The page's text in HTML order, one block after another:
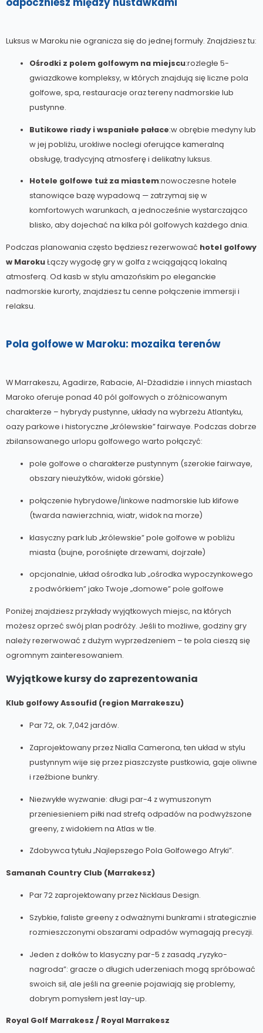
Luksus w Maroku nie ogranicza się do jednej formuły. Znajdziesz tu:
Ośrodki z polem golfowym na miejscu:rozległe 5-
gwiazdkowe kompleksy, w których znajdują się liczne pola
golfowe, spa, restauracje oraz tereny nadmorskie lub
pustynne.
Butikowe riady i wspaniałe pałace:w obrębie medyny lub
w jej pobliżu, urokliwe noclegi oferujące kameralną
obsługę, tradycyjną atmosferę i delikatny luksus.
Hotele golfowe tuż za miastem:nowoczesne hotele
stanowiące bazę wypadową — zatrzymaj się w
komfortowych warunkach, a jednocześnie wystarczająco
blisko, aby dojechać na kilka pól golfowych każdego dnia.
Podczas planowania często będziesz rezerwować hotel golfowy
w MarokuŁączy wygodę gry w golfa z wciągającą lokalną
atmosferą. Od kasb w stylu amazońskim po eleganckie
nadmorskie kurorty, znajdziesz tu cenne połączenie immersji i
relaksu.
Pola golfowe w Maroku: mozaika terenów
W Marrakeszu, Agadirze, Rabacie, Al-Dżadidzie i innych miastach
Maroko oferuje ponad 40 pól golfowych o zróżnicowanym
charakterze – hybrydy pustynne, układy na wybrzeżu Atlantyku,
oazy parkowe i historyczne „królewskie” fairwaye. Podczas dobrze
zbilansowanego urlopu golfowego warto połączyć:
pole golfowe o charakterze pustynnym (szerokie fairwaye,
obszary nieużytków, widoki górskie)
połączenie hybrydowe/linkowe nadmorskie lub klifowe
(twarda nawierzchnia, wiatr, widok na morze)
klasyczny park lub „królewskie” pole golfowe w pobliżu
miasta (bujne, porośnięte drzewami, dojrzałe)
opcjonalnie, układ ośrodka lub „ośrodka wypoczynkowego
z podwórkiem” jako Twoje „domowe” pole golfowe
Poniżej znajdziesz przykłady wyjątkowych miejsc, na których
możesz oprzeć swój plan podróży. Jeśli to możliwe, godziny gry
należy rezerwować z dużym wyprzedzeniem – te pola cieszą się
ogromnym zainteresowaniem.
Wyjątkowe kursy do zaprezentowania
Klub golfowy Assoufid (region Marrakeszu)
Par 72, ok. 7,042 jardów.
Zaprojektowany przez Nialla Camerona, ten układ w stylu
pustynnym wije się przez piaszczyste pustkowia, gaje oliwne
i rzeźbione bunkry.
Niezwykłe wyzwanie: długi par-4 z wymuszonym
przeniesieniem piłki nad strefą odpadów na podwyższone
greeny, z widokiem na Atlas w tle.
Zdobywca tytułu „Najlepszego Pola Golfowego Afryki”.
Samanah Country Club (Marrakesz)
Par 72 zaprojektowany przez Nicklaus Design.
Szybkie, faliste greeny z odważnymi bunkrami i strategicznie
rozmieszczonymi obszarami odpadów wymagają precyzji.
Jeden z dołków to klasyczny par-5 z zasadą „ryzyko-
nagroda”: gracze o długich uderzeniach mogą spróbować
swoich sił, ale jeśli na greenie pojawiają się problemy,
dobrym pomysłem jest lay-up.
Royal Golf Marrakesz / Royal Marrakesz